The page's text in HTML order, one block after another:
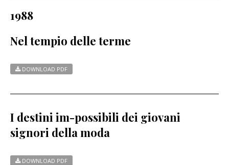
1988
Nel tempio delle terme
DOWNLOAD PDF
I destini im-possibili dei giovani
signori della moda
DOWNLOAD PDF